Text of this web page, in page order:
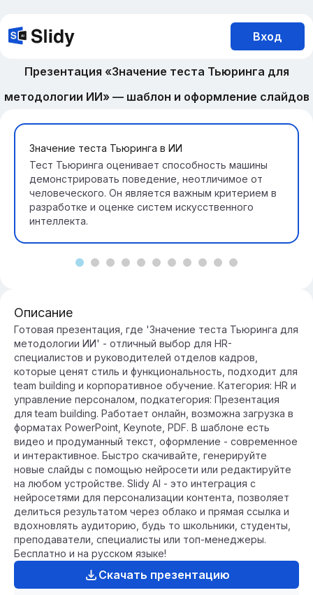
Вход
Презентация «Значение теста Тьюринга для
методологии ИИ» — шаблон и оформление слайдов
Значение теста Тьюринга в ИИ
Тест Тьюринга оценивает способность машины
демонстрировать поведение, неотличимое от
человеческого. Он является важным критерием в
разработке и оценке систем искусственного
интеллекта.
Описание
Готовая презентация, где 'Значение теста Тьюринга для
методологии ИИ' - отличный выбор для HR-
специалистов и руководителей отделов кадров,
которые ценят стиль и функциональность, подходит для
team building и корпоративное обучение. Категория: HR и
управление персоналом, подкатегория: Презентация
для team building. Работает онлайн, возможна загрузка в
форматах PowerPoint, Keynote, PDF. В шаблоне есть
видео и продуманный текст, оформление - современное
и интерактивное. Быстро скачивайте, генерируйте
новые слайды с помощью нейросети или редактируйте
на любом устройстве. Slidy AI - это интеграция с
нейросетями для персонализации контента, позволяет
делиться результатом через облако и прямая ссылка и
вдохновлять аудиторию, будь то школьники, студенты,
преподаватели, специалисты или топ-менеджеры.
Бесплатно и на русском языке!
Скачать презентацию